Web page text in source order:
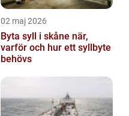
02 maj 2026
Byta syll i skåne när,
varför och hur ett syllbyte
behövs